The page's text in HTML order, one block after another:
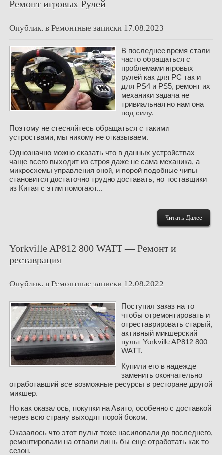
Ремонт игровых Рулей
Опублик. в Ремонтные записки 17.08.2023
В последнее время стали
часто обращаться с
проблемами игровых
рулей как для PC так и
для PS4 и PS5, ремонт их
механики задача не
тривиальная но нам она
под силу.
Поэтому не стесняйтесь обращаться с такими
устроствами, мы никому не отказываем.
Однозначно можно сказать что в данных устройствах
чаще всего выходит из строя даже не сама механика, а
микросхемы управления оной, и порой подобные чипы
становится достаточно трудно доставать, но поставщики
из Китая с этим помогают...
Читать Далее
Yorkville AP812 800 WATT — Ремонт и
реставрация
Опублик. в Ремонтные записки 12.08.2022
Поступил заказ на то
чтобы отремонтировать и
отреставрировать старый,
активный микшерский
пульт Yorkville AP812 800
WATT.
Купили его в надежде
заменить окончательно
отработавший все возможные ресурсы в ресторане другой
микшер.
Но как оказалось, покупки на Авито, особенно с доставкой
через всю страну выходят порой боком.
Оказалось что этот пульт тоже насиловали до последнего,
ремонтировали на отвали лишь бы еще отработать как то
сезон.